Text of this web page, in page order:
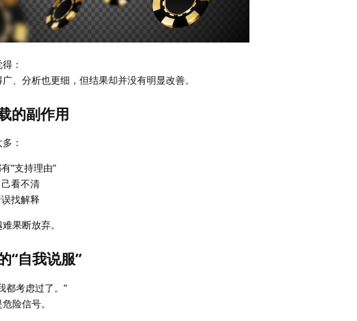
：
、分析也更细，但结果却并没有明显改善。
的副作用
：
“支持理由”
看不清
找解释
果断放弃。
“自我说服”
都考虑过了。”
险信号。